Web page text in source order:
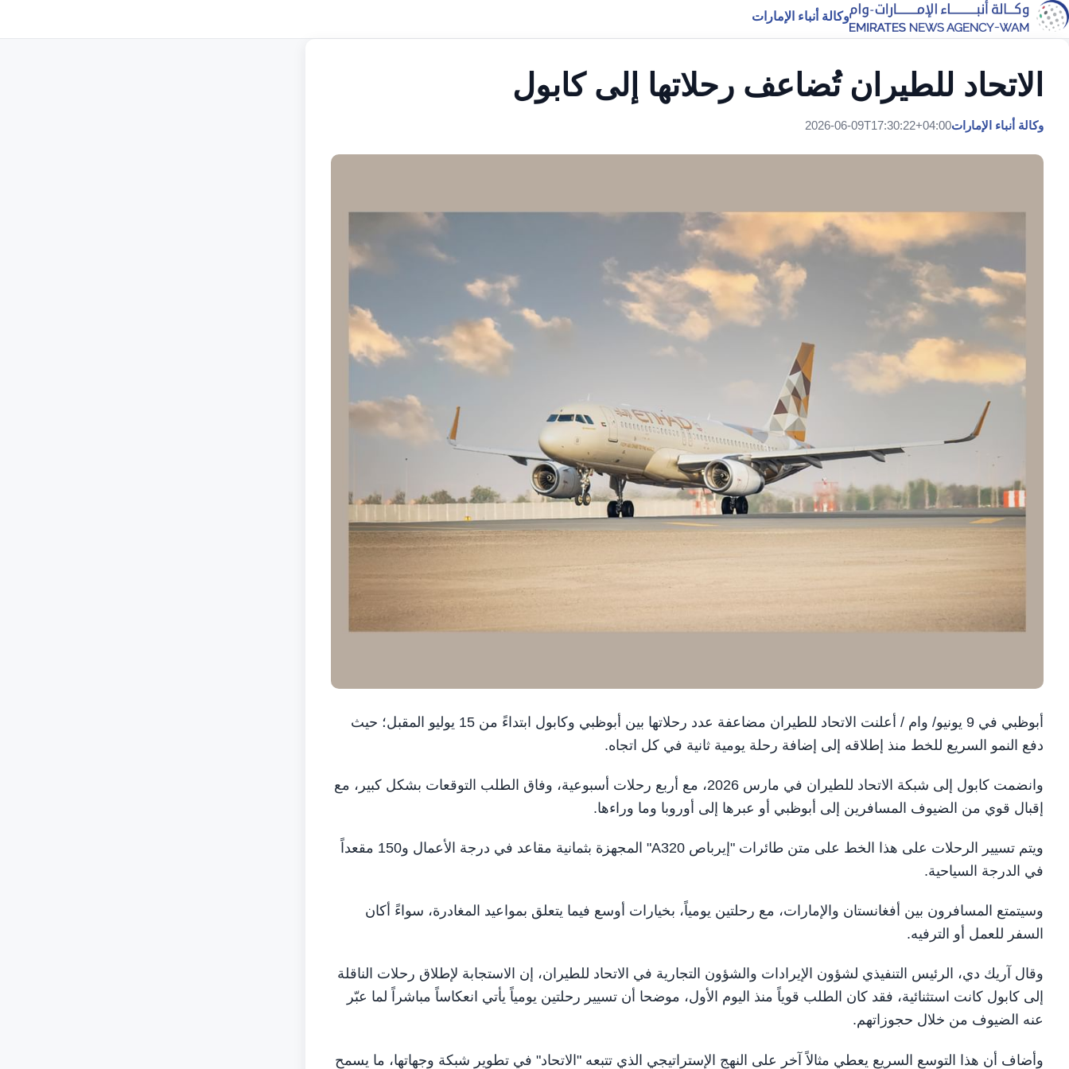
وكالة أنباء الإمارات
الاتحاد للطيران تُضاعف رحلاتها إلى كابول
وكالة أنباء الإمارات2026-06-09T17:30:22+04:00
أبوظبي في 9 يونيو/ وام / أعلنت الاتحاد للطيران مضاعفة عدد رحلاتها بين أبوظبي وكابول ابتداءً من 15 يوليو المقبل؛ حيث
دفع النمو السريع للخط منذ إطلاقه إلى إضافة رحلة يومية ثانية في كل اتجاه.
وانضمت كابول إلى شبكة الاتحاد للطيران في مارس 2026، مع أربع رحلات أسبوعية، وفاق الطلب التوقعات بشكل كبير، مع
إقبال قوي من الضيوف المسافرين إلى أبوظبي أو عبرها إلى أوروبا وما وراءها.
ويتم تسيير الرحلات على هذا الخط على متن طائرات "إيرباص A320" المجهزة بثمانية مقاعد في درجة الأعمال و150 مقعداً
في الدرجة السياحية.
وسيتمتع المسافرون بين أفغانستان والإمارات، مع رحلتين يومياً، بخيارات أوسع فيما يتعلق بمواعيد المغادرة، سواءً أكان
السفر للعمل أو الترفيه.
وقال آريك دي، الرئيس التنفيذي لشؤون الإيرادات والشؤون التجارية في الاتحاد للطيران، إن الاستجابة لإطلاق رحلات الناقلة
إلى كابول كانت استثنائية، فقد كان الطلب قوياً منذ اليوم الأول، موضحا أن تسيير رحلتين يومياً يأتي انعكاساً مباشراً لما عبّر
عنه الضيوف من خلال حجوزاتهم.
وأضاف أن هذا التوسع السريع يعطي مثالاً آخر على النهج الإستراتيجي الذي تتبعه "الاتحاد" في تطوير شبكة وجهاتها، ما يسمح